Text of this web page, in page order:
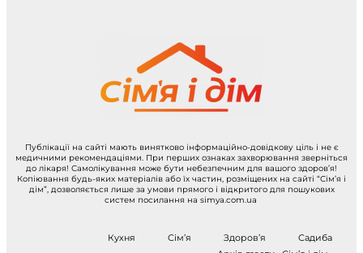
Публікації на сайті мають винятково інформаційно-довідкову ціль і не є
медичними рекомендаціями. При перших ознаках захворювання зверніться
до лікаря! Самолікування може бути небезпечним для вашого здоров’я!
Копіювання будь-яких матеріалів або їх частин, розміщених на сайті “Сім’я і
дім”, дозволяється лише за умови прямого і відкритого для пошукових
систем посилання на simya.com.ua
Кухня Сім’я Здоров’я
Садиба